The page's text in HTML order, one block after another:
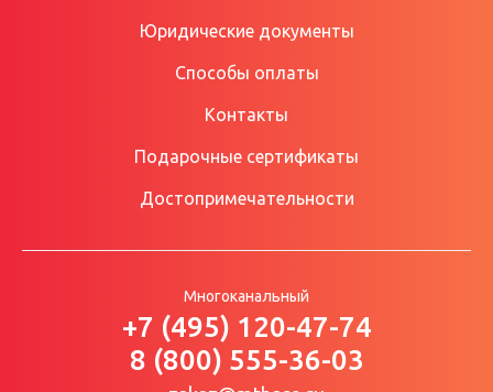
Юридические документы
Способы оплаты
Контакты
Подарочные сертификаты
Достопримечательности
Многоканальный
+7 (495) 120-47-74
8 (800) 555-36-03